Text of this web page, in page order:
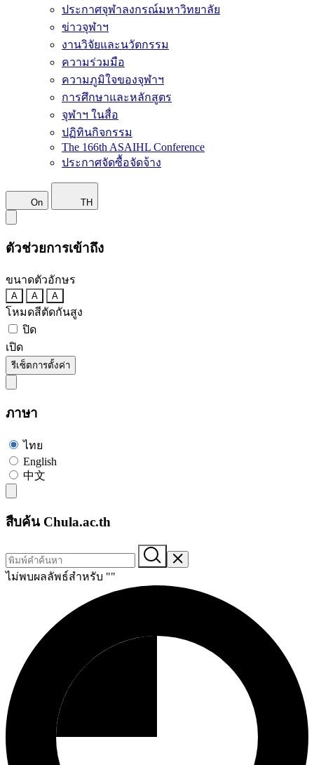
ประกาศจุฬาลงกรณ์มหาวิทยาลัย
ข่าวจุฬาฯ
งานวิจัยและนวัตกรรม
ความร่วมมือ
ความภูมิใจของจุฬาฯ
การศึกษาและหลักสูตร
จุฬาฯ ในสื่อ
ปฏิทินกิจกรรม
The 166th ASAIHL Conference
ประกาศจัดซื้อจัดจ้าง
On TH
ตัวช่วยการเข้าถึง
ขนาดตัวอักษร
A A A
โหมดสีตัดกันสูง
ปิด
เปิด
รีเซ็ตการตั้งค่า
ภาษา
ไทย
English
中文
สืบค้น Chula.ac.th
ไม่พบผลลัพธ์สำหรับ ""